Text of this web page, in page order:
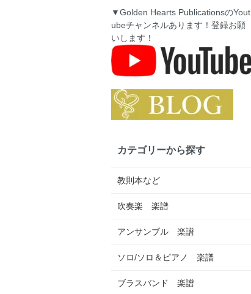
▼Golden Hearts PublicationsのYout
ubeチャンネルあります！登録お願
いします！
カテゴリーから探す
教則本など
吹奏楽 楽譜
アンサンブル 楽譜
ソロ/ソロ＆ピアノ 楽譜
ブラスバンド 楽譜